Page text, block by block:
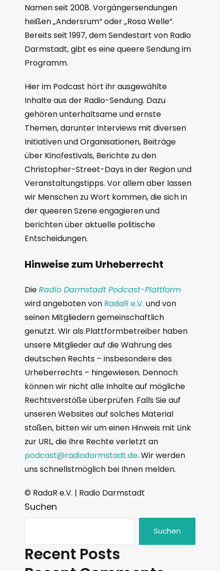
Namen seit 2008. Vorgängersendungen
heißen „Andersrum“ oder „Rosa Welle“.
Bereits seit 1997, dem Sendestart von Radio
Darmstadt, gibt es eine queere Sendung im
Programm.
Hier im Podcast hört ihr ausgewählte
Inhalte aus der Radio-Sendung. Dazu
gehören unterhaltsame und ernste
Themen, darunter Interviews mit diversen
Initiativen und Organisationen, Beiträge
über Kinofestivals, Berichte zu den
Christopher-Street-Days in der Region und
Veranstaltungstipps. Vor allem aber lassen
wir Menschen zu Wort kommen, die sich in
der queeren Szene engagieren und
berichten über aktuelle politische
Entscheidungen.
Hinweise zum Urheberrecht
DieRadio Darmstadt Podcast-Plattform
wird angeboten von RadaR e.V. und von
seinen Mitgliedern gemeinschaftlich
genutzt. Wir als Plattformbetreiber haben
unsere Mitglieder auf die Wahrung des
deutschen Rechts – insbesondere des
Urheberrechts – hingewiesen. Dennoch
können wir nicht alle Inhalte auf mögliche
Rechtsverstöße überprüfen. Falls Sie auf
unseren Websites auf solches Material
stoßen, bitten wir um einen Hinweis mit Link
zur URL, die Ihre Rechte verletzt an
podcast@radiodarmstadt.de. Wir werden
uns schnellstmöglich bei Ihnen melden.
© RadaR e.V. | Radio Darmstadt
Suchen
Suchen
Recent Posts